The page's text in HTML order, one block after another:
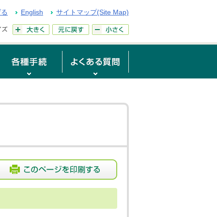
English サイトマップ(Site Map)